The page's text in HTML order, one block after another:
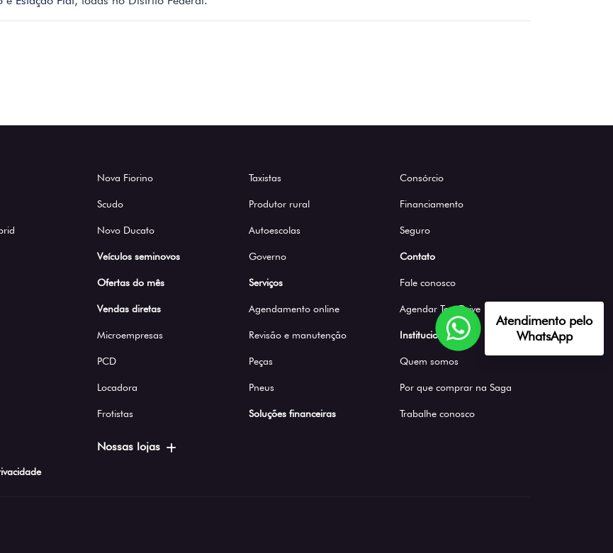
Nova Fiorino
Scudo
Novo Ducato
Veículos seminovos
Ofertas do mês
Vendas diretas
Microempresas
PCD
Locadora
Frotistas
Taxistas
Produtor rural
Autoescolas
Governo
Serviços
Agendamento online
Revisão e manutenção
Peças
Pneus
Soluções financeiras
Consórcio
Financiamento
Seguro
Contato
Fale conosco
Agendar Test Drive
Institucional
Quem somos
Por que comprar na Saga
Trabalhe conosco
Nossas lojas
Atendimento pelo
WhatsApp